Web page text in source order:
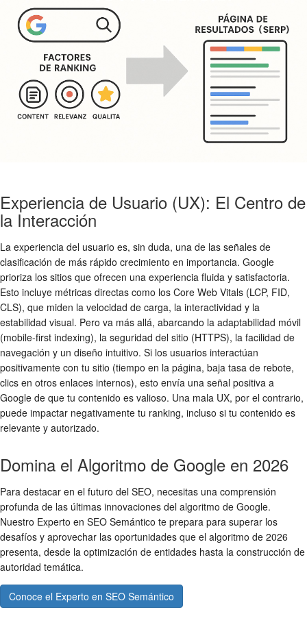
Experiencia de Usuario (UX): El Centro de
la Interacción
La experiencia del usuario es, sin duda, una de las señales de
clasificación de más rápido crecimiento en importancia. Google
prioriza los sitios que ofrecen una experiencia fluida y satisfactoria.
Esto incluye métricas directas como los Core Web Vitals (LCP, FID,
CLS), que miden la velocidad de carga, la interactividad y la
estabilidad visual. Pero va más allá, abarcando la adaptabilidad móvil
(mobile-first indexing), la seguridad del sitio (HTTPS), la facilidad de
navegación y un diseño intuitivo. Si los usuarios interactúan
positivamente con tu sitio (tiempo en la página, baja tasa de rebote,
clics en otros enlaces internos), esto envía una señal positiva a
Google de que tu contenido es valioso. Una mala UX, por el contrario,
puede impactar negativamente tu ranking, incluso si tu contenido es
relevante y autorizado.
Domina el Algoritmo de Google en 2026
Para destacar en el futuro del SEO, necesitas una comprensión
profunda de las últimas innovaciones del algoritmo de Google.
Nuestro Experto en SEO Semántico te prepara para superar los
desafíos y aprovechar las oportunidades que el algoritmo de 2026
presenta, desde la optimización de entidades hasta la construcción de
autoridad temática.
Conoce el Experto en SEO Semántico